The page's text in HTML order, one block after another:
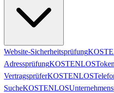
Website-Sicherheitsprüfung
AdressprüfungKOSTENLOS
VertragsprüferKOSTENLOS
SucheKOSTENLOS